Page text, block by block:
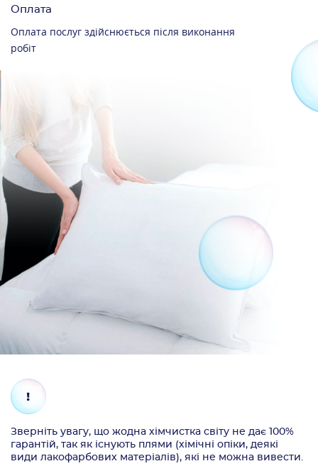
Оплата
Оплата послуг здійснюється після виконання
робіт
Зверніть увагу, що жодна хімчистка світу не дає 100%
гарантій, так як існують плями (хімічні опіки, деякі
види лакофарбових матеріалів), які не можна вивести.